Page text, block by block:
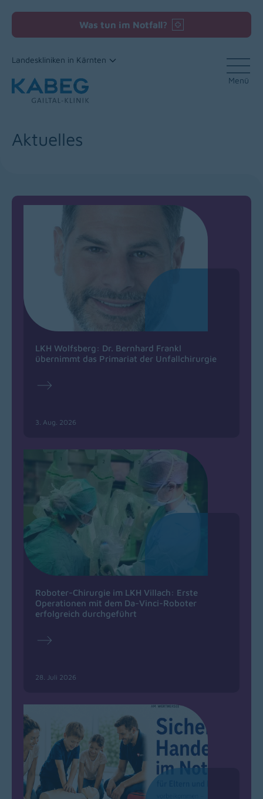
Was tun im Notfall?
Landeskliniken in Kärnten
Menü
Aktuelles
LKH Wolfsberg: Dr. Bernhard Frankl
übernimmt das Primariat der Unfallchirurgie
3. Aug. 2026
Roboter-Chirurgie im LKH Villach: Erste
Operationen mit dem Da-Vinci-Roboter
erfolgreich durchgeführt
28. Juli 2026